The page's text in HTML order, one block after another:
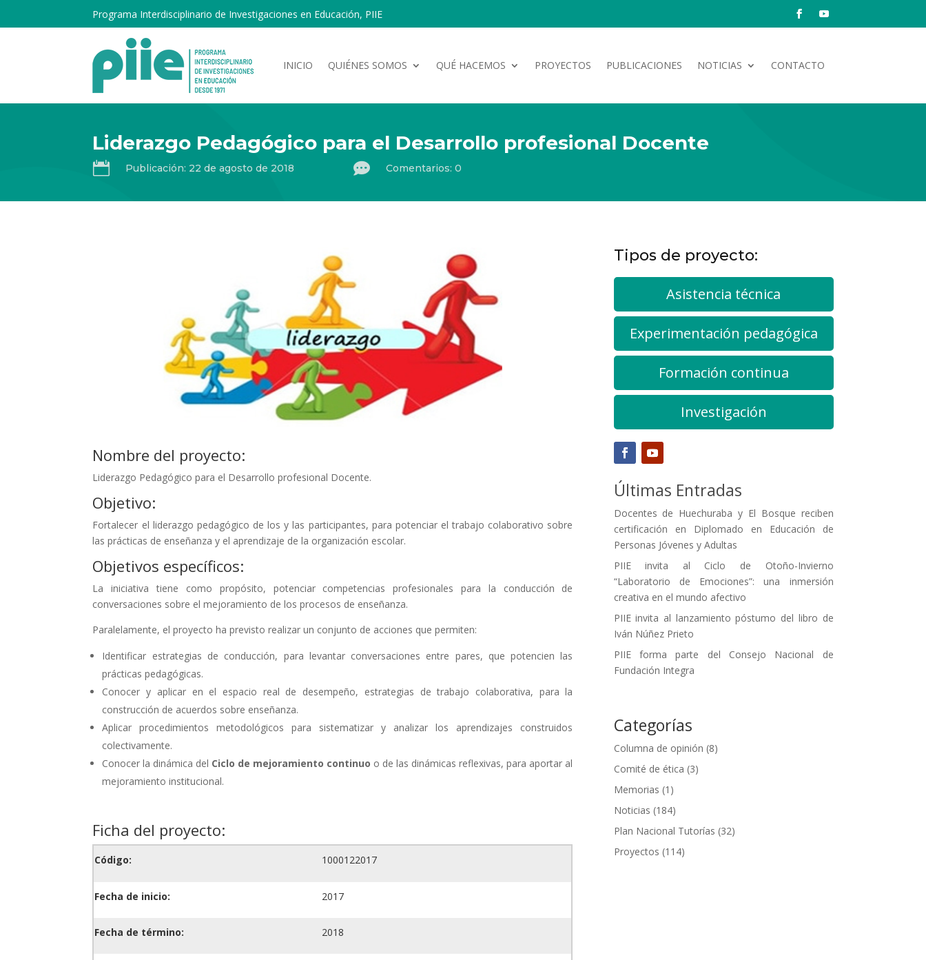
Programa Interdisciplinario de Investigaciones en Educación, PIIE
INICIO QUIÉNES SOMOS QUÉ HACEMOS PROYECTOS PUBLICACIONES NOTICIAS CONTACTO
Liderazgo Pedagógico para el Desarrollo profesional Docente
 Publicación: 22 de agosto de 2018  Comentarios: 0
Nombre del proyecto:
Liderazgo Pedagógico para el Desarrollo profesional Docente.
Objetivo:
Fortalecer el liderazgo pedagógico de los y las participantes, para potenciar el trabajo colaborativo sobre
las prácticas de enseñanza y el aprendizaje de la organización escolar.
Objetivos específicos:
La iniciativa tiene como propósito, potenciar competencias profesionales para la conducción de
conversaciones sobre el mejoramiento de los procesos de enseñanza.
Paralelamente, el proyecto ha previsto realizar un conjunto de acciones que permiten:
Identificar estrategias de conducción, para levantar conversaciones entre pares, que potencien las
prácticas pedagógicas.
Conocer y aplicar en el espacio real de desempeño, estrategias de trabajo colaborativa, para la
construcción de acuerdos sobre enseñanza.
Aplicar procedimientos metodológicos para sistematizar y analizar los aprendizajes construidos
colectivamente.
Conocer la dinámica del Ciclo de mejoramiento continuo o de las dinámicas reflexivas, para aportar al
mejoramiento institucional.
Ficha del proyecto:
Código: 1000122017
Fecha de inicio: 2017
Fecha de término: 2018
Tipos de proyecto:
Asistencia técnica
Experimentación pedagógica
Formación continua
Investigación
Últimas Entradas
Docentes de Huechuraba y El Bosque reciben
certificación en Diplomado en Educación de
Personas Jóvenes y Adultas
PIIE invita al Ciclo de Otoño-Invierno
“Laboratorio de Emociones”: una inmersión
creativa en el mundo afectivo
PIIE invita al lanzamiento póstumo del libro de
Iván Núñez Prieto
PIIE forma parte del Consejo Nacional de
Fundación Integra
Categorías
Columna de opinión (8)
Comité de ética (3)
Memorias (1)
Noticias (184)
Plan Nacional Tutorías (32)
Proyectos (114)